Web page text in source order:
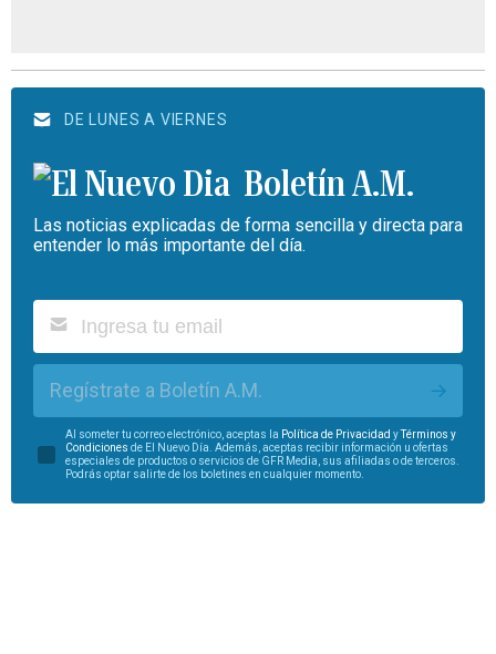
DE LUNES A VIERNES
Boletín A.M.
Las noticias explicadas de forma sencilla y directa para
entender lo más importante del día.
Regístrate a Boletín A.M.
Al someter tu correo electrónico, aceptas la Política de Privacidad yTérminos y
Condiciones de El Nuevo Día. Además, aceptas recibir información u ofertas
especiales de productos o servicios de GFR Media, sus afiliadas o de terceros.
Podrás optar salirte de los boletines en cualquier momento.